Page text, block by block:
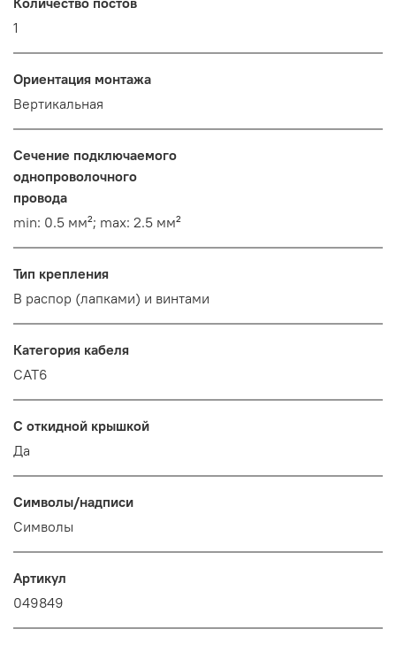
1
Ориентация монтажа
Вертикальная
Сечение подключаемого
однопроволочного
провода
min: 0.5 мм²; max: 2.5 мм²
Тип крепления
В распор (лапками) и винтами
Категория кабеля
CAT6
С откидной крышкой
Да
Символы/надписи
Cимволы
Артикул
049849